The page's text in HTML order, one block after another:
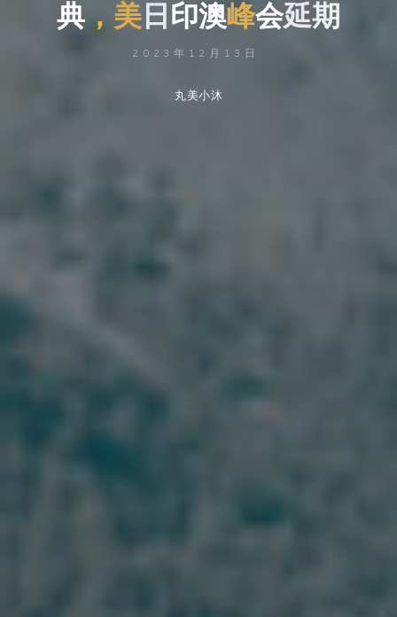
典 ， 美日印澳澳
峰会延期
2023年12月13日
丸美小沐